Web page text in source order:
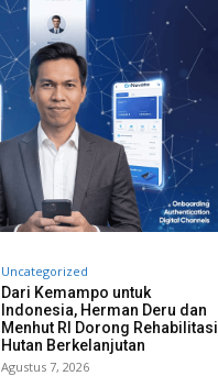
Uncategorized
Dari Kemampo untuk
Indonesia, Herman Deru dan
Menhut RI Dorong Rehabilitasi
Hutan Berkelanjutan
Agustus 7, 2026